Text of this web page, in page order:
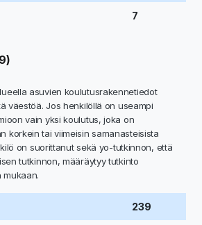
7
asuvien koulutusrakennetiedot
väestöä. Jos henkilöllä on useampi
vain yksi koulutus, joka on
korkein tai viimeisin samanasteisista
on suorittanut sekä yo-tutkinnon, että
tutkinnon, määräytyy tutkinto
mukaan.
239